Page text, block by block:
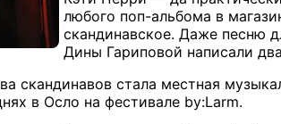
любого поп-альбома в
скандинавское. Даже песню
Дины Гариповой написали
скандинавов стала местная
в Осло на фестивале by:Larm.